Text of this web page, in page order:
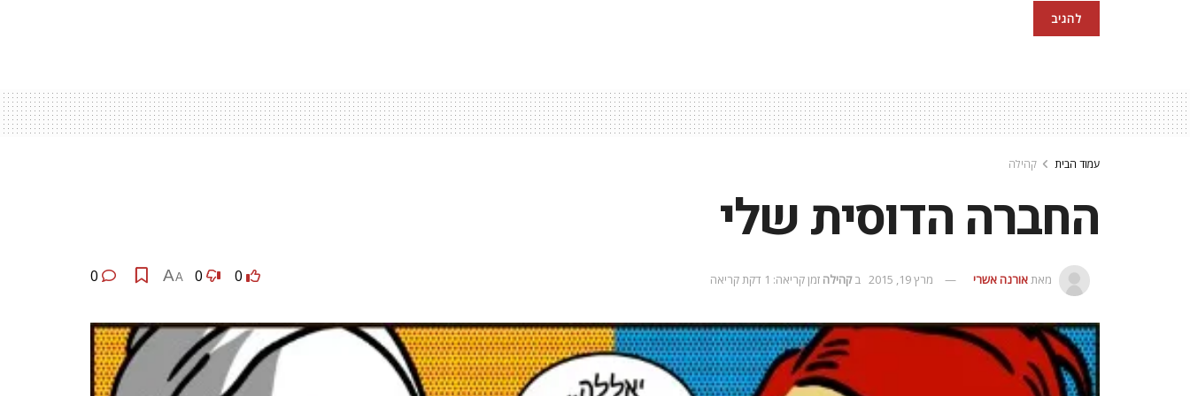
עמוד הבית קהילה
החברה הדוסית שלי
מאתאורנה אשרי מרץ 19, 2015 ב קהילה זמן קריאה: 1 דקת קריאה 0
0
A
A